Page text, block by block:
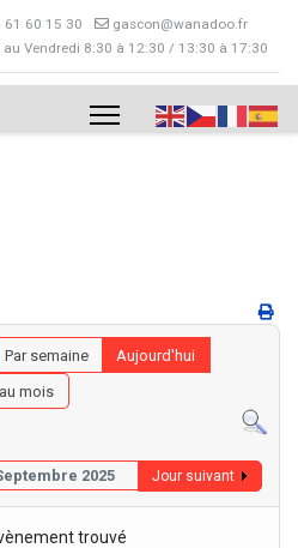
61 60 15 30
gascon@wanadoo.fr
au Vendredi 8:30 à 12:30 / 13:30 à 17:30
Par semaine
Aujourd'hui
mois
2025 Jour suivant
trouvé